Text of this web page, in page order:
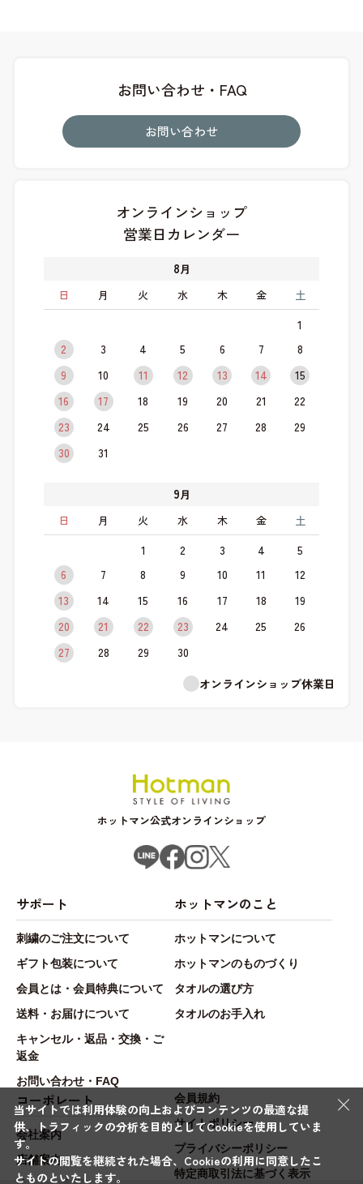
お問い合わせ・FAQ
お問い合わせ
オンラインショップ
営業日カレンダー
8月
日
月 火 水 木 金 土
1
2
3 4 5 6 7
8
9
10 11 12 13 14
15
16
17 18 19 20 21
22
23
24 25 26 27 28
29
30
31
9月
日
月 火 水 木 金 土
1 2 3 4
5
6
7 8 9 10 11
12
13
14 15 16 17 18
19
20
21 22 23 24 25
26
27
28 29
30
オンラインショップ休業日
ホットマン公式オンラインショップ
サポート
刺繍のご注文について
ギフト包装について
会員とは・会員特典について
送料・お届けについて
キャンセル・返品・交換・ご
返金
お問い合わせ・FAQ
ホットマンのこと
ホットマンについて
ホットマンのものづくり
タオルの選び方
タオルのお手入れ
コーポレート
会社案内
店舗案内
会員規約
サイトポリシー
プライバシーポリシー
特定商取引法に基づく表示
×
当サイトでは利用体験の向上およびコンテンツの最適な提
供、トラフィックの分析を目的としてCookieを使用していま
す。
サイトの閲覧を継続された場合、Cookieの利用に同意したこ
とものといたします。